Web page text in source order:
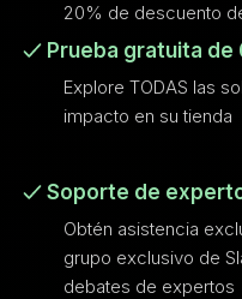
20% de descuento
Prueba gratuita de
Explore TODAS las
impacto en su tienda
Soporte de
Obtén asistencia
grupo exclusivo de
debates de expertos